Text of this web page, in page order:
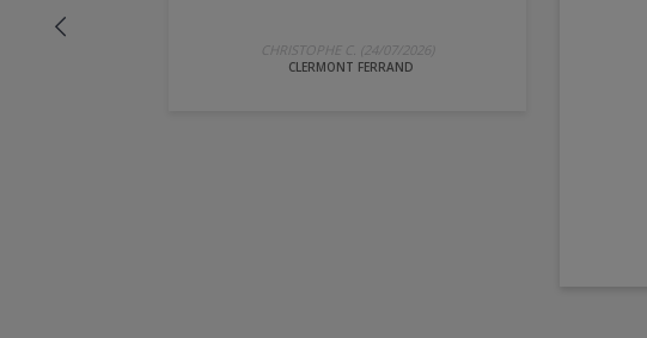
CHRISTOPHE C. (24/07/2026)
CLERMONT FERRAND